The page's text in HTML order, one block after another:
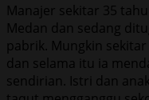
Manajer sekitar 35
Medan dan sedang
pabrik. Mungkin
dan selama itu ia
sendirian. Istri dan